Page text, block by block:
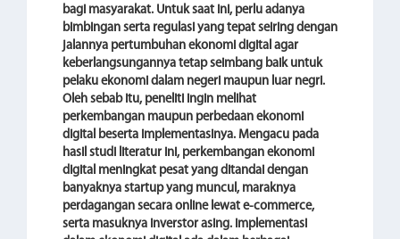
bagi masyarakat. Untuk saat ini, perlu adanya
bimbingan serta regulasi yang tepat seiring dengan
jalannya pertumbuhan ekonomi digital agar
keberlangsungannya tetap seimbang baik untuk
pelaku ekonomi dalam negeri maupun luar negri.
Oleh sebab itu, peneliti ingin melihat
perkembangan maupun perbedaan ekonomi
digital beserta implementasinya. Mengacu pada
hasil studi literatur ini, perkembangan ekonomi
digital meningkat pesat yang ditandai dengan
banyaknya startup yang muncul, maraknya
perdagangan secara online lewat e-commerce,
serta masuknya inverstor asing. implementasi